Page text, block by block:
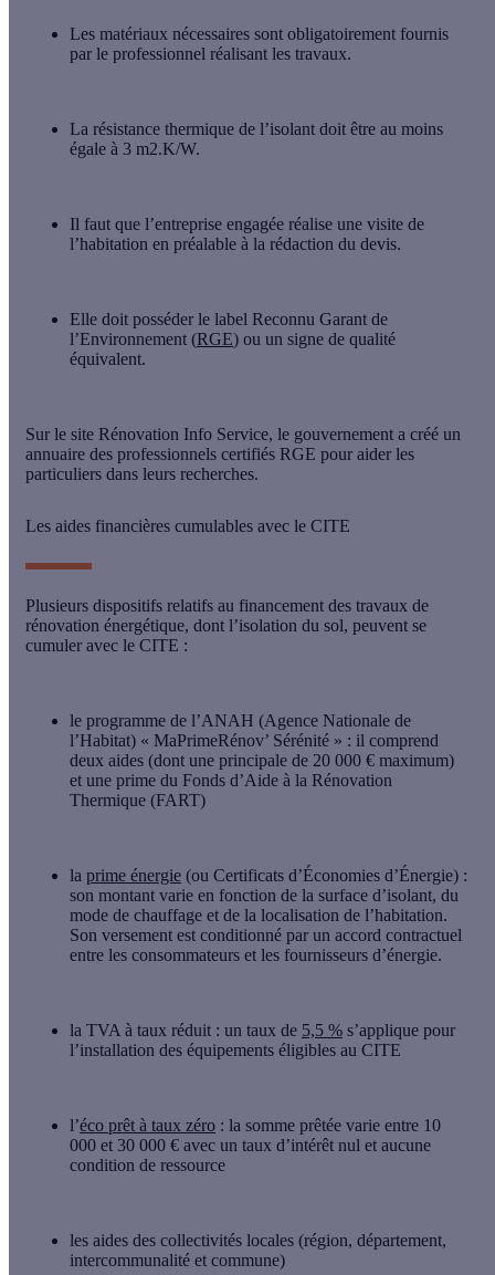
Les matériaux nécessaires sont obligatoirement fournis
par le professionnel réalisant les travaux.
La résistance thermique de l’isolant doit être au moins
égale à 3 m2.K/W.
Il faut que l’entreprise engagée réalise une visite de
l’habitation en préalable à la rédaction du devis.
Elle doit posséder le label Reconnu Garant de
l’Environnement (RGE) ou un signe de qualité
équivalent.
Sur le site Rénovation Info Service, le gouvernement a créé un
annuaire des professionnels certifiés RGE pour aider les
particuliers dans leurs recherches.
Les aides financières cumulables avec le CITE
Plusieurs dispositifs relatifs au financement des travaux de
rénovation énergétique, dont l’isolation du sol, peuvent se
cumuler avec le CITE :
le programme de l’ANAH (Agence Nationale de
l’Habitat) « MaPrimeRénov’ Sérénité » : il comprend
deux aides (dont une principale de 20 000 € maximum)
et une prime du Fonds d’Aide à la Rénovation
Thermique (FART)
la prime énergie (ou Certificats d’Économies d’Énergie) :
son montant varie en fonction de la surface d’isolant, du
mode de chauffage et de la localisation de l’habitation.
Son versement est conditionné par un accord contractuel
entre les consommateurs et les fournisseurs d’énergie.
la TVA à taux réduit : un taux de 5,5 % s’applique pour
l’installation des équipements éligibles au CITE
l’éco prêt à taux zéro : la somme prêtée varie entre 10
000 et 30 000 € avec un taux d’intérêt nul et aucune
condition de ressource
les aides des collectivités locales (région, département,
intercommunalité et commune)